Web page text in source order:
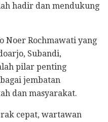
hadir dan mendukung
Noer Rochmawati yang
Subandi,
pilar penting
jembatan
dan masyarakat.
cepat, wartawan